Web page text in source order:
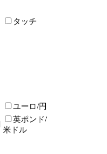
タッチ
ユーロ/円
英ポンド/
米ドル